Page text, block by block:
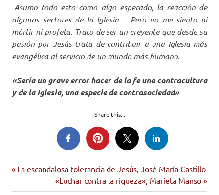
-Asumo todo esto como algo esperado, la reacción de
algunos sectores de la Iglesia… Pero no me siento ni
mártir ni profeta. Trato de ser un creyente que desde su
pasión por Jesús trata de contribuir a una Iglesia más
evangélica al servicio de un mundo más humano.
«Sería un grave error hacer de la fe una contracultura
y de la Iglesia, una especie de contrasociedad»
Share this...
Navegación
Entrada
La escandalosa tolerancia de Jesús, José María Castillo
Siguiente
entrada:
«Luchar contra la riqueza», Marieta Manso